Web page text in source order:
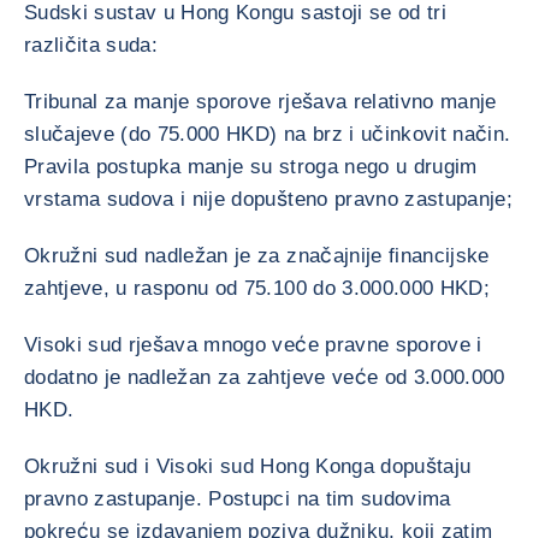
Sudski sustav u Hong Kongu sastoji se od tri
različita suda:
Tribunal za manje sporove rješava relativno manje
slučajeve (do 75.000 HKD) na brz i učinkovit način.
Pravila postupka manje su stroga nego u drugim
vrstama sudova i nije dopušteno pravno zastupanje;
Okružni sud nadležan je za značajnije financijske
zahtjeve, u rasponu od 75.100 do 3.000.000 HKD;
Visoki sud rješava mnogo veće pravne sporove i
dodatno je nadležan za zahtjeve veće od 3.000.000
HKD.
Okružni sud i Visoki sud Hong Konga dopuštaju
pravno zastupanje. Postupci na tim sudovima
pokreću se izdavanjem poziva dužniku, koji zatim